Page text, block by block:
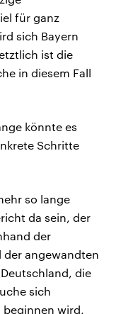
für ganz
sich Bayern
ist die
in diesem Fall
könnte es
Schritte
so lange
da sein, der
der
angewandten
die
sich
wird,